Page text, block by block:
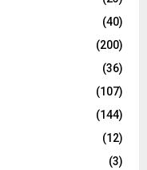
(40)
(200)
(36)
(107)
(144)
(12)
(3)